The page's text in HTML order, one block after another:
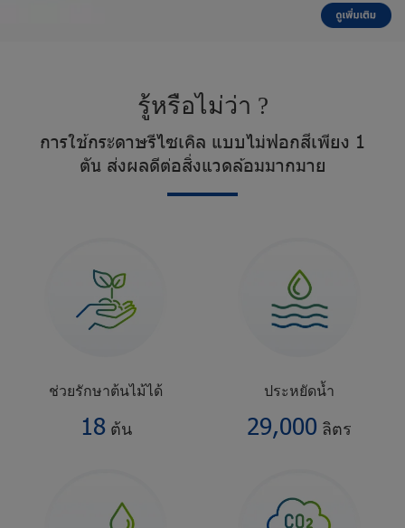
รู้หรือไม่ว่า ?
การใช้กระดาษรีไซเคิล แบบไม่ฟอกสีเพียง 1
ตัน ส่งผลดีต่อสิ่งแวดล้อมมากมาย
ช่วยรักษาต้นไม้ได้
18ต้น
ป ระหยัดน้ำ
29,000 ลิตร